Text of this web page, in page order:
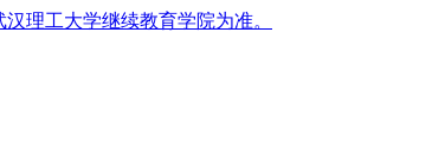
理工大学继续教育学院为准。